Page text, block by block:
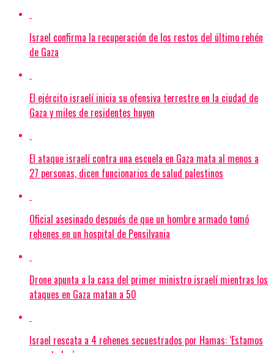
Israel confirma la recuperación de los restos del último rehén
de Gaza
El ejército israelí inicia su ofensiva terrestre en la ciudad de
Gaza y miles de residentes huyen
El ataque israelí contra una escuela en Gaza mata al menos a
27 personas, dicen funcionarios de salud palestinos
Oficial asesinado después de que un hombre armado tomó
rehenes en un hospital de Pensilvania
Drone apunta a la casa del primer ministro israelí mientras los
ataques en Gaza matan a 50
Israel rescata a 4 rehenes secuestrados por Hamas: ‘Estamos